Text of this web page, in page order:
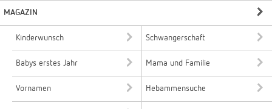
MAGAZIN
Kinderwunsch Schwangerschaft
Babys erstes Jahr Mama und Familie
Vornamen Hebammensuche